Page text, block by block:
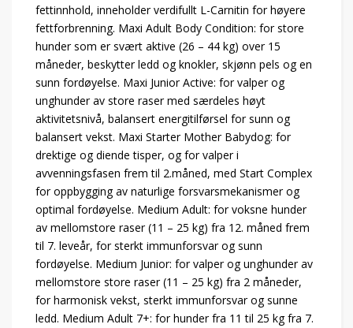
fettinnhold, inneholder verdifullt L-Carnitin for høyere
fettforbrenning. Maxi Adult Body Condition: for store
hunder som er svært aktive (26 – 44 kg) over 15
måneder, beskytter ledd og knokler, skjønn pels og en
sunn fordøyelse. Maxi Junior Active: for valper og
unghunder av store raser med særdeles høyt
aktivitetsnivå, balansert energitilførsel for sunn og
balansert vekst. Maxi Starter Mother Babydog: for
drektige og diende tisper, og for valper i
avvenningsfasen frem til 2.måned, med Start Complex
for oppbygging av naturlige forsvarsmekanismer og
optimal fordøyelse. Medium Adult: for voksne hunder
av mellomstore raser (11 – 25 kg) fra 12. måned frem
til 7. leveår, for sterkt immunforsvar og sunn
fordøyelse. Medium Junior: for valper og unghunder av
mellomstore store raser (11 – 25 kg) fra 2 måneder,
for harmonisk vekst, sterkt immunforsvar og sunne
ledd. Medium Adult 7+: for hunder fra 11 til 25 kg fra 7.